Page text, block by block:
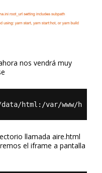
nos vendrá muy
data/html:/var/www/h
llamada aire.html
el iframe a pantalla